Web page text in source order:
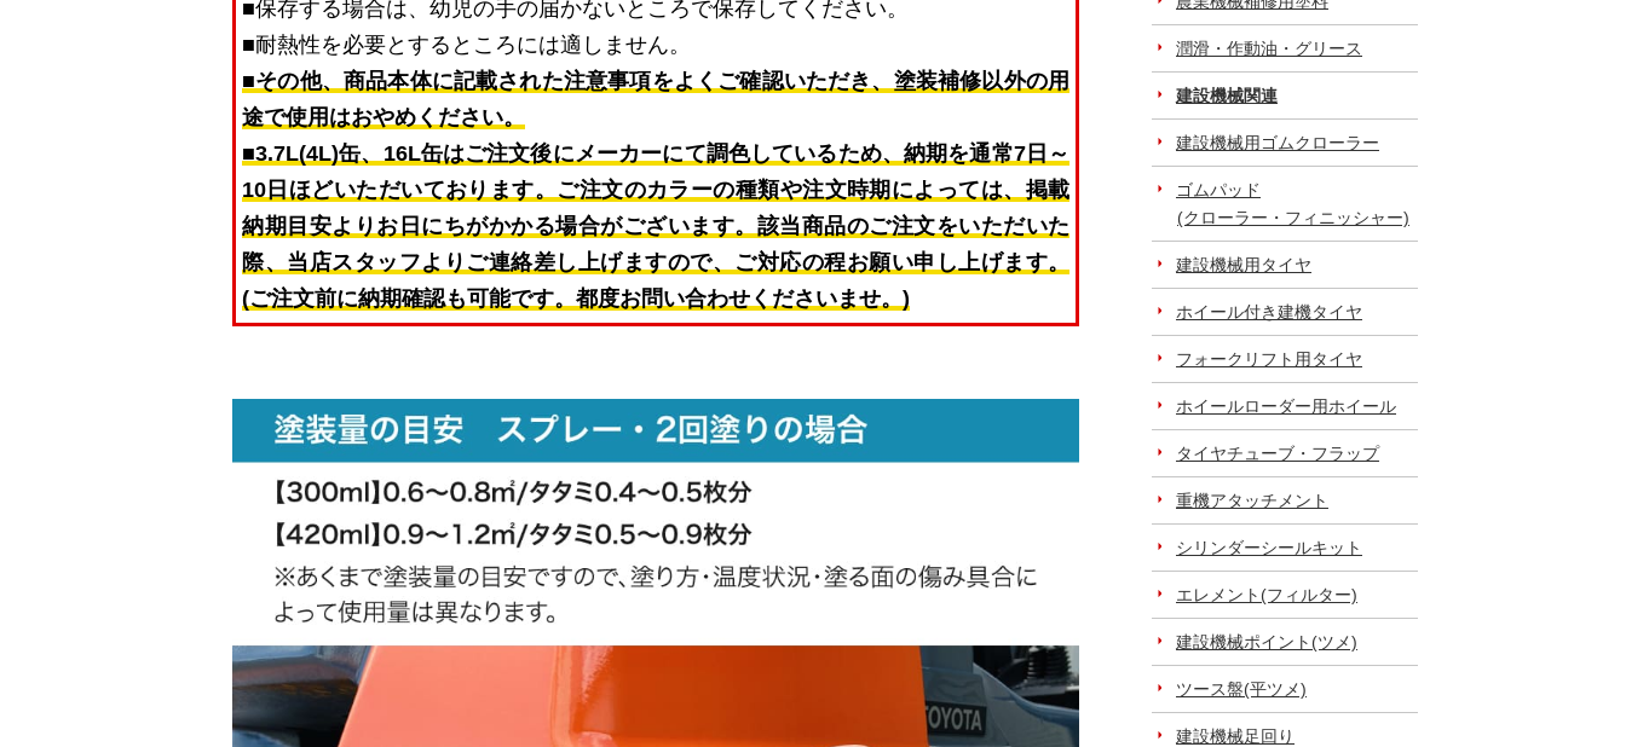
■保存する場合は、幼児の手の届かないところで保存してください。
■耐熱性を必要とするところには適しません。
■その他、商品本体に記載された注意事項をよくご確認いただき、塗装補修以外の用
途で使用はおやめください。
■3.7L(4L)缶、16L缶はご注文後にメーカーにて調色しているため、納期を通常7日～
10日ほどいただいております。ご注文のカラーの種類や注文時期によっては、掲載
納期目安よりお日にちがかかる場合がございます。該当商品のご注文をいただいた
際、当店スタッフよりご連絡差し上げますので、ご対応の程お願い申し上げます。
(ご注文前に納期確認も可能です。都度お問い合わせくださいませ。)
潤滑・作動油・グリース
建設機械関連
建設機械用ゴムクローラー
ゴムパッド
(クローラー・フィニッシャー)
建設機械用タイヤ
ホイール付き建機タイヤ
フォークリフト用タイヤ
ホイールローダー用ホイール
タイヤチューブ・フラップ
重機アタッチメント
シリンダーシールキット
エレメント(フィルター)
建設機械ポイント(ツメ)
ツース盤(平ツメ)
建設機械足回り